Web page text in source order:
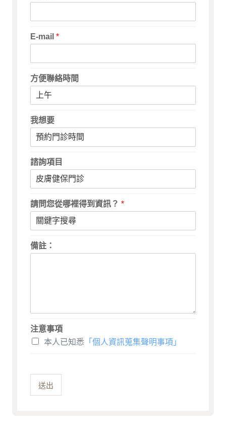
E-mail*
方便聯絡時間
我想要
諮詢項目
請問您從哪裡得到資訊？*
備註：
注意事項
本人已知悉 「個人資訊蒐集聲明事項」
送出